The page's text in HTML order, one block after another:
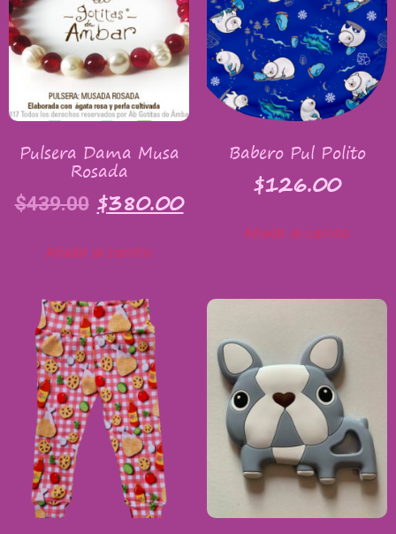
Pulsera Dama Musa
Rosada
$439.00 $380.00
Añadir al carrito
Babero Pul Polito
$126.00
Añadir al carrito